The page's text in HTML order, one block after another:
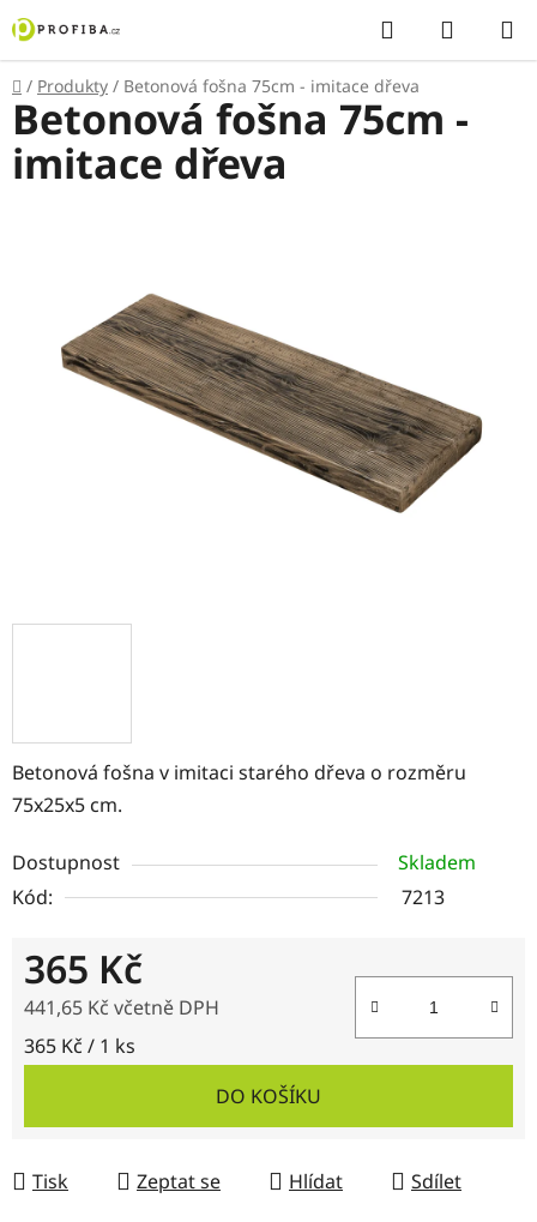
Přejít
na
obsah
Hledat
KOŠÍK
Domů
/ Produkty / Betonová fošna 75cm - imitace dřeva
Betonová fošna v imitaci starého dřeva o rozměru
75x25x5 cm.
Dostupnost
Skladem
Kód:
7213
365 Kč
441,65 Kč včetně DPH
Měrná cena:
365 Kč / 1 ks
DO KOŠÍKU
Tisk Zeptat se Hlídat Sdílet
Betonová fošna 75cm -
imitace dřeva